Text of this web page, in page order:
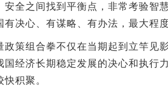
之间找到平衡点，非常考验智
决心、有谋略、有办法，最大程
组合拳不仅在当期起到立竿见
国经济长期稳定发展的决心和执行
积聚。